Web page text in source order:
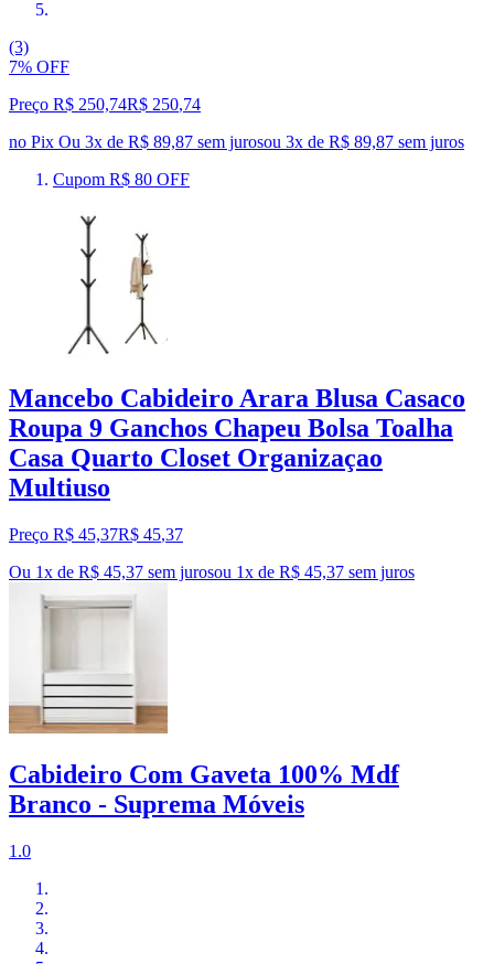
(3)
7% OFF
Preço R$ 250,74R$ 250,74
no Pix Ou 3x de R$ 89,87 sem jurosou 3x de R$ 89,87 sem juros
Cupom R$ 80 OFF
Mancebo Cabideiro Arara Blusa Casaco
Roupa 9 Ganchos Chapeu Bolsa Toalha
Casa Quarto Closet Organizaçao
Multiuso
Preço R$ 45,37R$ 45,37
Ou 1x de R$ 45,37 sem jurosou 1x de R$ 45,37 sem juros
Cabideiro Com Gaveta 100% Mdf
Branco - Suprema Móveis
1.0